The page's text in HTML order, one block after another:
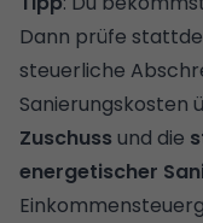
Dann prüfe
steuerliche
Sanierungskosten
Zuschuss und die
energetischer